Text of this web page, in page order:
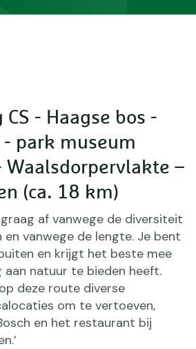
CS - Haagse bos -
park museum
Waalsdorpervlakte –
(ca. 18 km)
af vanwege de diversiteit
vanwege de lengte. Je bent
en krijgt het beste mee
aan natuur te bieden heeft.
deze route diverse
om te vertoeven,
en het restaurant bij